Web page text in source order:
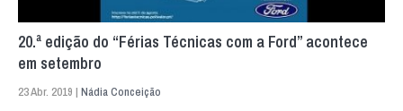
20.ª edição do “Férias Técnicas com a Ford” acontece
em setembro
23 Abr. 2019 | Nádia Conceição